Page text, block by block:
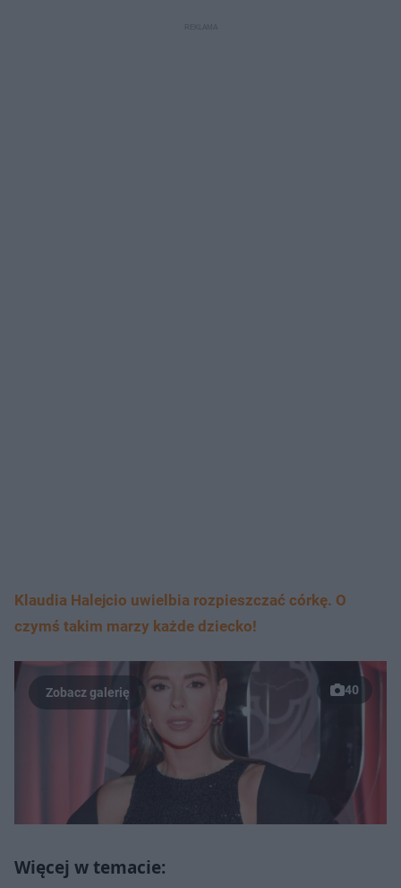
Klaudia Halejcio uwielbia rozpieszczać córkę. O
czymś takim marzy każde dziecko!
40